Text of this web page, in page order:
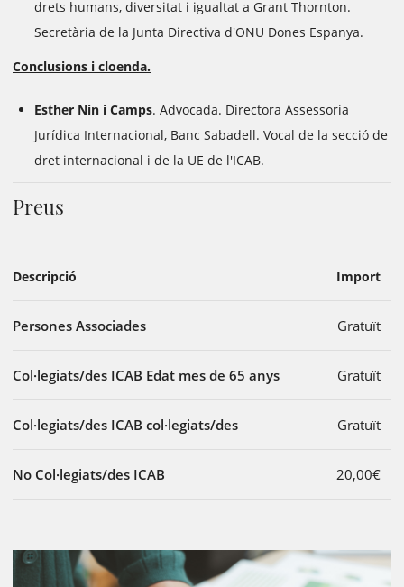
drets humans, diversitat i igualtat a Grant Thornton.
Secretària de la Junta Directiva d'ONU Dones Espanya.
Conclusions i cloenda.
Esther Nin i Camps. Advocada. Directora Assessoria
Jurídica Internacional, Banc Sabadell. Vocal de la secció de
dret internacional i de la UE de l'ICAB.
Preus
Descripció Import
Persones Associades Gratuït
Col·legiats/des ICAB Edat mes de 65 anys Gratuït
Col·legiats/des ICAB col·legiats/des Gratuït
No Col·legiats/des ICAB 20,00€